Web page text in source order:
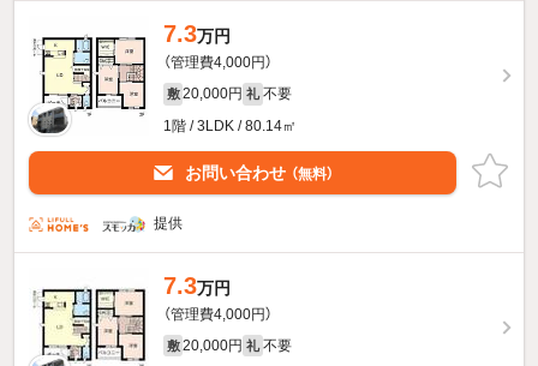
7.3万円
（管理費4,000円）
敷 20,000円 礼 不要
1階 / 3LDK / 80.14㎡
お問い合わせ （無料）
提供
7.3万円
（管理費4,000円）
敷 20,000円 礼 不要